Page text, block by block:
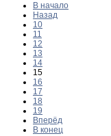
В начало
Назад
10
11
12
13
14
15
16
17
18
19
Вперёд
В конец